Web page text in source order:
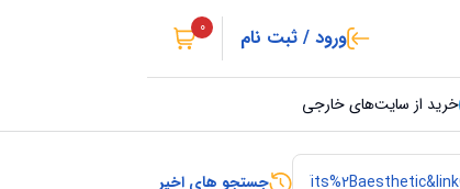
ورود / ثبت نام 0
خرید از سایت‌های خارجی
جستجو های اخیر